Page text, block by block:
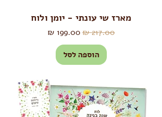
מארז שי עונתי - יומן ולוח
מחיר רגיל‏217.00 ‏₪ מחיר מבצע
הוספה לסל